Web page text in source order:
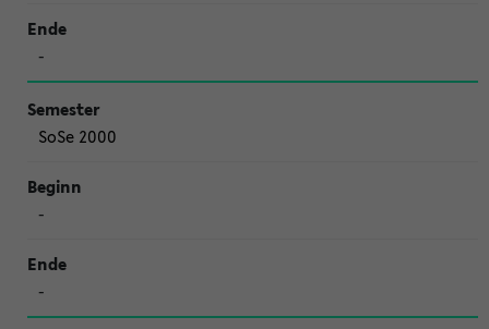
-
SoSe 2000
-
-